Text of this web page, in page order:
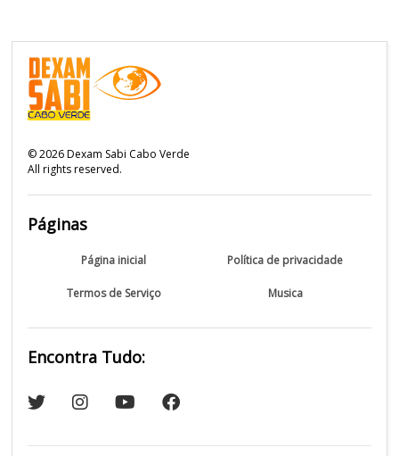
©2026Dexam Sabi Cabo Verde
All rights reserved.
Páginas
Página inicial Política de privacidade
Termos de Serviço Musica
Encontra Tudo: